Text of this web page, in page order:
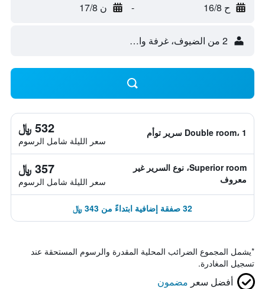
ح 16/8 - ن 17/8
2 من الضيوف، غرفة واحدة
Double room، 1 سرير توأم 532 ﷼
سعر الليلة شامل الرسوم
Superior room، نوع السرير غير
معروف
357 ﷼
سعر الليلة شامل الرسوم
32 صفقة إضافية ابتداءً من 343 ﷼
*يشمل المجموع الضرائب المحلية المقدرة والرسوم المستحقة عند
تسجيل المغادرة.
أفضل سعر مضمون